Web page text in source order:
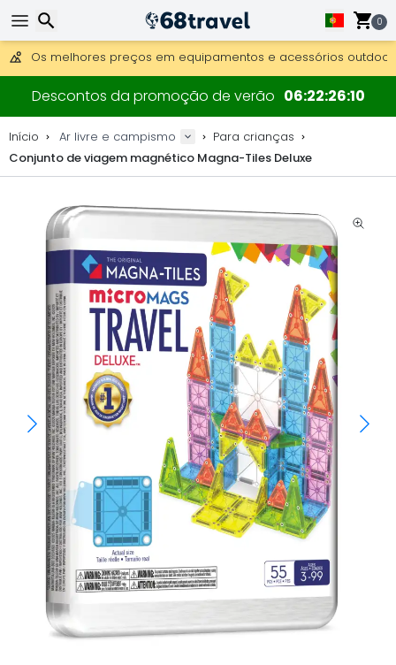
0
Overnight DHL Express também disponível.
30 dias para devolução, 90 dias para mapas de madeira e
Os melhores preços em equipamentos e acessórios outdoor.
Descontos da promoção de verão 06222609
Início Ar livre e campismo
Para crianças
Conjunto de viagem magnético Magna-Tiles Deluxe
Pesquisar